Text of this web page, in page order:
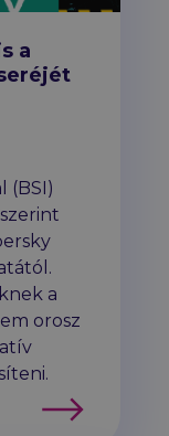
a
(BSI)
a
orosz
Tovább